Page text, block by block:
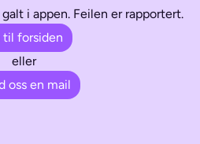
i appen. Feilen er rapportert.
til forsiden
eller
oss en mail